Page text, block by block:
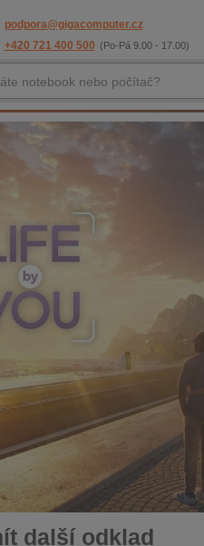
podpora@gigacomputer.cz
+420 721 400 500 (Po-Pá 9.00 - 17.00)
další odklad